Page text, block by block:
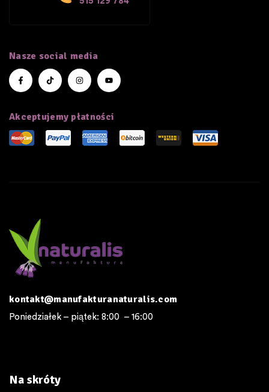
Nasze social media
Akceptujemy płatności
Na skróty
kontakt@manufakturanaturalis.com
Poniedziałek – piątek: 8:00 – 16:00